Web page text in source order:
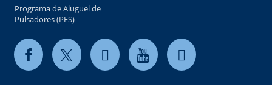
Programa de Aluguel de
Pulsadores (PES)